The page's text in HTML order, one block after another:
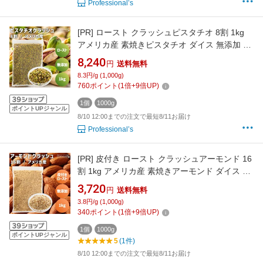
Professional’s
ポイントUPジャンル
[PR] ロースト クラッシュピスタチオ 8割 1kg
アメリカ産 素焼きピスタチオ ダイス 無添加 無
塩 無油 ノンオイル ピスタチオクラッシュ ダイ
スカット お菓子作り 製菓 スイーツ ヨーグルト
アイス トッピング アクセント 業務用 家庭用 国
8,240 円 送料無料
8.3円/g (1,000g)
760ポイント (1倍+9倍UP)
1個
1000g
8/10 12:00までの注文で最短8/11お届け
Professional’s
ポイントUPジャンル
[PR] 皮付き ロースト クラッシュアーモンド 16
割 1kg アメリカ産 素焼きアーモンド ダイス 無
添加 無塩 無油 ノンオイル アーモンドクラッシ
ュ ダイスカット お菓子作り 製菓 スイーツ ヨー
グルト サラダ トッピング アクセント 業務用 家
3,720 円 送料無料
3.8円/g (1,000g)
340ポイント (1倍+9倍UP)
1個 1000g
5(1件)
8/10 12:00までの注文で最短8/11お届け